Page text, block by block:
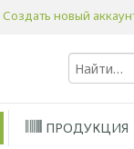
Создать новый
ПРОДУКЦИЯ